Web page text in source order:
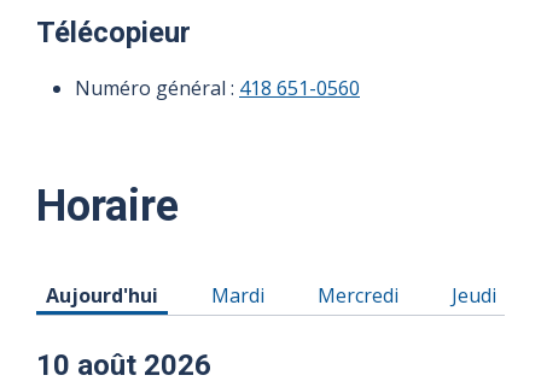
Télécopieur
Numéro général : 418 651-0560
Horaire
Horaire du Lundi 10 août 2026
Aujourd'hui Horaire du Mardi 11 août 2026
Mardi Horaire du Mercredi 12
Mercredi Horaire
Jeudi
10 août 2026